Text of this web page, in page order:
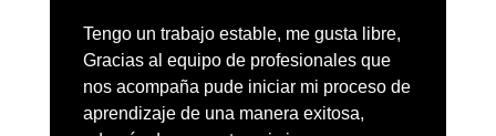
Tengo un trabajo estable, me gusta libre,
Gracias al equipo de profesionales que
nos acompaña pude iniciar mi proceso de
aprendizaje de una manera exitosa,